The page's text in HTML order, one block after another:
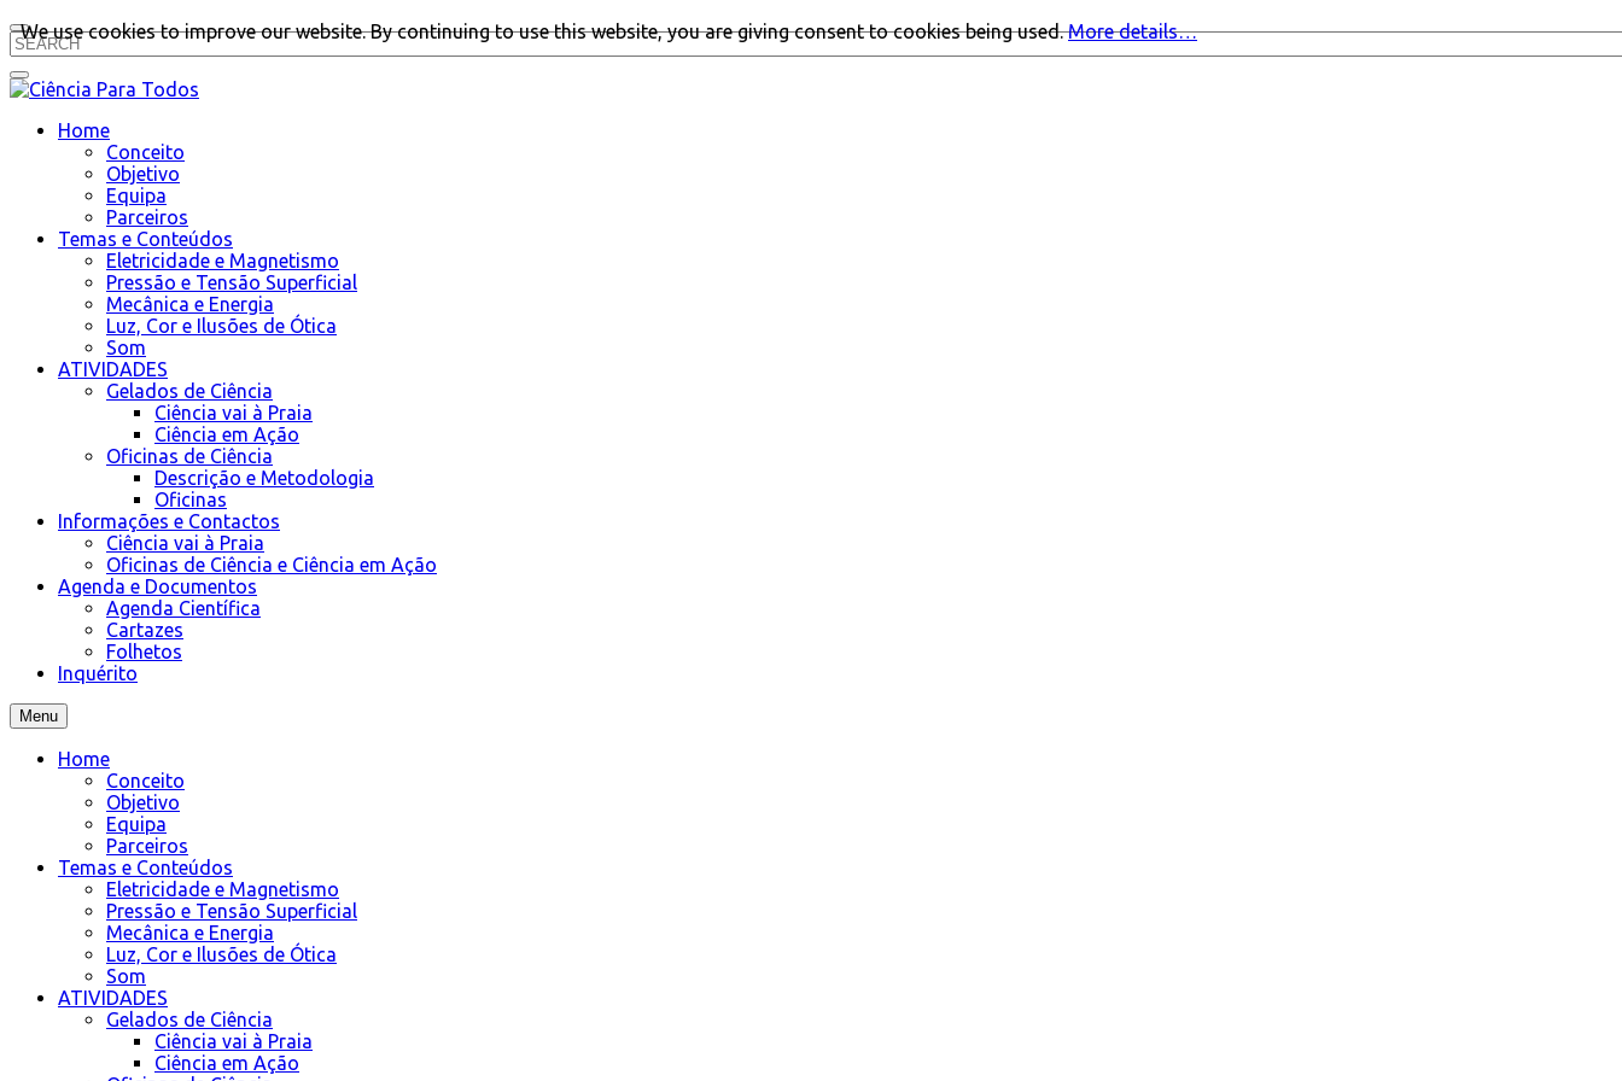
Home
Conceito
Objetivo
Equipa
Parceiros
Temas e Conteúdos
Eletricidade e Magnetismo
Pressão e Tensão Superficial
Mecânica e Energia
Luz, Cor e Ilusões de Ótica
Som
ATIVIDADES
Gelados de Ciência
Ciência vai à Praia
Ciência em Ação
Oficinas de Ciência
Descrição e Metodologia
Oficinas
Informações e Contactos
Ciência vai à Praia
Oficinas de Ciência e Ciência em Ação
Agenda e Documentos
Agenda Científica
Cartazes
Folhetos
Inquérito
Menu
Home
Conceito
Objetivo
Equipa
Parceiros
Temas e Conteúdos
Eletricidade e Magnetismo
Pressão e Tensão Superficial
Mecânica e Energia
Luz, Cor e Ilusões de Ótica
Som
ATIVIDADES
Gelados de Ciência
Ciência vai à Praia
Ciência em Ação
We use cookies to improve our website. By continuing to use this website, you are giving consent to cookies being used.More details…